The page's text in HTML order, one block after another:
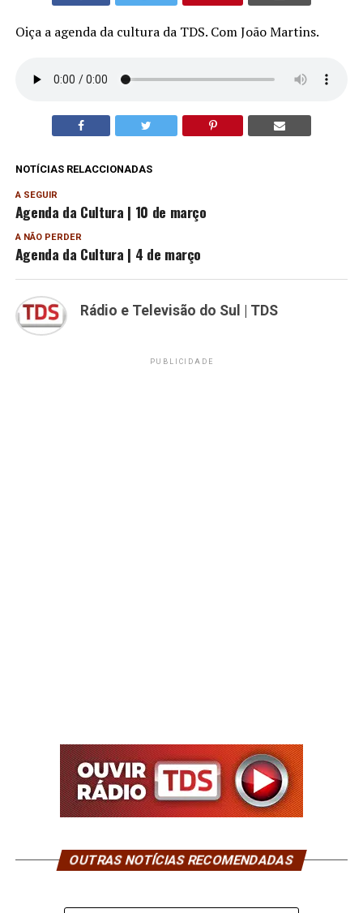
Oiça a agenda da cultura da TDS. Com João Martins.
NOTÍCIAS RELACCIONADAS
A SEGUIR
Agenda da Cultura | 10 de março
A NÃO PERDER
Agenda da Cultura | 4 de março
Rádio e Televisão do Sul | TDS
PUBLICIDADE
OUTRAS NOTÍCIAS RECOMENDADAS